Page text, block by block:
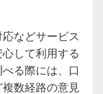
などサービス
して利用する
る際には、口
数経路の意見